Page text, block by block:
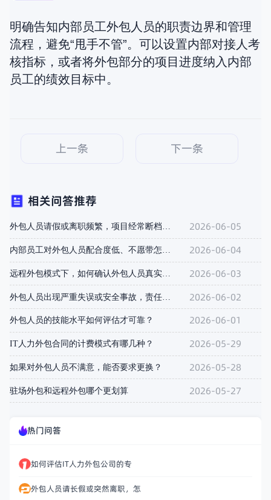
明确告知内部员工外包人员的职责边界和管理
流程，避免“甩手不管”。可以设置内部对接人考
核指标，或者将外包部分的项目进度纳入内部
员工的绩效目标中。
上一条 下一条
相关问答推荐
外包人员请假或离职频繁，项目经常断档怎么办？ 2026-06-05
2026-06-04
2026-06-03
2026-06-02
外包人员的技能水平如何评估才可靠？ 2026-06-01
IT人力外包合同的计费模式有哪几种？ 2026-05-29
如果对外包人员不满意，能否要求更换？ 2026-05-28
驻场外包和远程外包哪个更划算 2026-05-27
热门问答
如何评估IT人力外包公司的专
外包人员请长假或突然离职，怎